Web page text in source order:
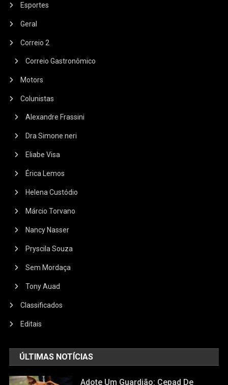
Esportes
Geral
Correio 2
Correio Gastronômico
Motors
Colunistas
Alexandre Frassini
Dra Simone neri
Eliabe Visa
Érica Lemos
Helena Custódio
Márcio Torvano
Nancy Nasser
Pryscila Souza
Sem Mordaça
Tony Auad
Classificados
Editais
ÚLTIMAS NOTÍCIAS
Adote Um Guardião: Cepad De